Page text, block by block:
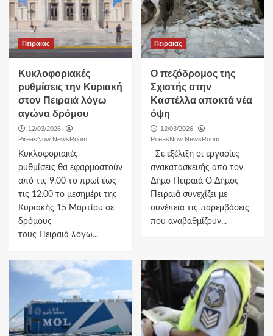
Πειραιας
Κυκλοφοριακές
ρυθμίσεις την Κυριακή
στον Πειραιά λόγω
αγώνα δρόμου
12/03/2026
PireasNow NewsRoom
Κυκλοφοριακές
ρυθμίσεις θα εφαρμοστούν
από τις 9.00 το πρωί έως
τις 12.00 το μεσημέρι της
Κυριακής 15 Μαρτίου σε
δρόμους
τους Πειραιά λόγω...
Πειραιας
Ο πεζόδρομος της
Σχιστής στην
Καστέλλα αποκτά νέα
όψη
12/03/2026
PireasNow NewsRoom
Σε εξέλιξη οι εργασίες
ανακατασκευής από τον
Δήμο Πειραιά Ο Δήμος
Πειραιά συνεχίζει με
συνέπεια τις παρεμβάσεις
που αναβαθμίζουν...